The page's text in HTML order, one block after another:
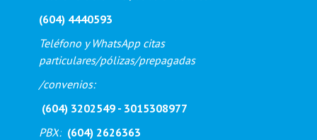
(604) 4440593
Teléfono y WhatsApp citas
particulares/pólizas/prepagadas
/convenios:
(604) 3202549 - 3015308977
PBX: (604) 2626363